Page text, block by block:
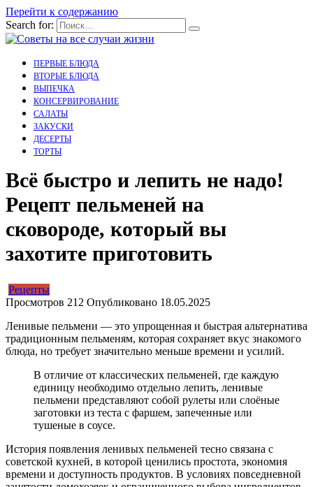
Перейти к содержанию
Search for:
ПЕРВЫЕ БЛЮДА
ВТОРЫЕ БЛЮДА
ВЫПЕЧКА
КОНСЕРВИРОВАНИЕ
САЛАТЫ
ЗАКУСКИ
ДЕСЕРТЫ
ТОРТЫ
Всё быстро и лепить не надо!
Рецепт пельменей на
сковороде, который вы
захотите приготовить
Рецепты
Просмотров 212 Опубликовано 18.05.2025
Ленивые пельмени — это упрощенная и быстрая альтернатива
традиционным пельменям, которая сохраняет вкус знакомого
блюда, но требует значительно меньше времени и усилий.
В отличие от классических пельменей, где каждую
единицу необходимо отдельно лепить, ленивые
пельмени представляют собой рулеты или слоёные
заготовки из теста с фаршем, запеченные или
тушеные в соусе.
История появления ленивых пельменей тесно связана с
советской кухней, в которой ценились простота, экономия
времени и доступность продуктов. В условиях повседневной